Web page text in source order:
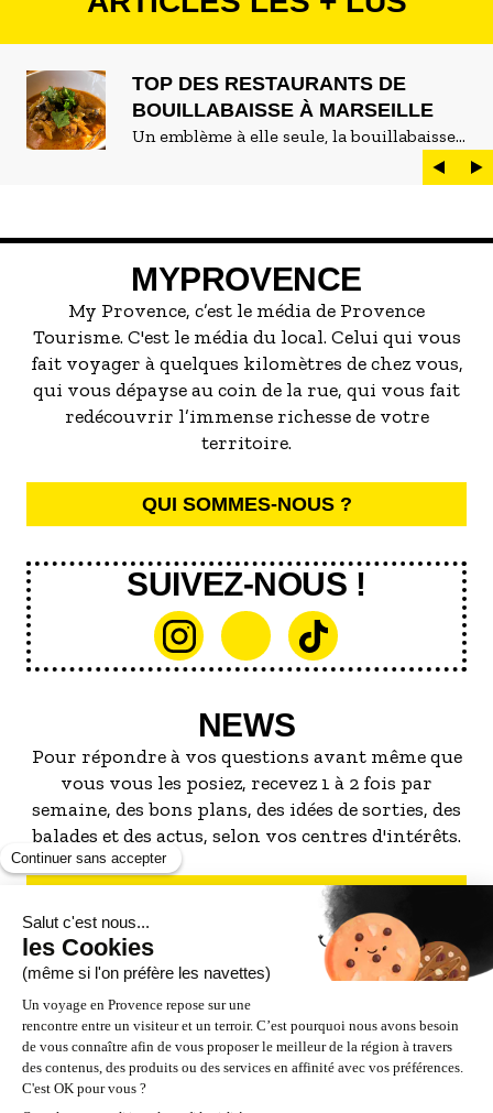
TOP DES RESTAURANTS DE
BOUILLABAISSE À MARSEILLE
Un emblème à elle seule, la bouillabaisse
est LE plat marseillais par excellence. On
peut d'ailleurs vite être submergé·e par la
servir la meilleure...
MYPROVENCE
My Provence, c’est le média de Provence
Tourisme. C'est le média du local. Celui qui vous
fait voyager à quelques kilomètres de chez vous,
qui vous dépayse au coin de la rue, qui vous fait
redécouvrir l’immense richesse de votre
territoire.
QUI SOMMES-NOUS ?
SUIVEZ-NOUS !
NEWS
Pour répondre à vos questions avant même que
vous vous les posiez, recevez 1 à 2 fois par
semaine, des bons plans, des idées de sorties, des
balades et des actus, selon vos centres d'intérêts.
S'INSCRIRE À LA NEWSLETTER
NOS PARTENAIRES
ESPACE PRO / PRESSE